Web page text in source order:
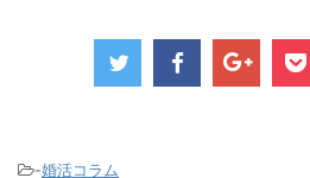
-婚活コラム